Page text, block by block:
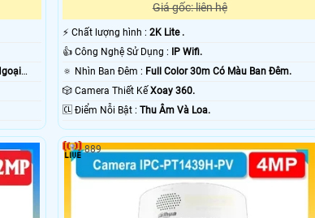
Giá gốc: liên hệ
️⚡ Chất lượng hình :2K Lite .
👍 Công Nghệ Sử Dụng :
IP Wifi.
🔅 Nhìn Ban Đêm : Full Color 30m Có Màu Ban Ðêm.
🎲 Camera Thiết KếXoay 360.
️🆑 Điểm Nỗi Bật :Thu Âm Và Loa.
889